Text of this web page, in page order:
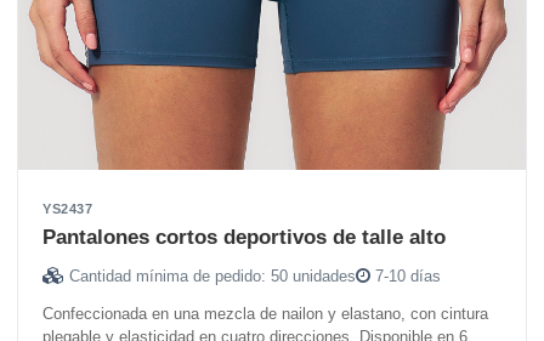
YS2437
Pantalones cortos deportivos de talle alto
Cantidad mínima de pedido: 50 unidades 7-10 días
Confeccionada en una mezcla de nailon y elastano, con cintura
plegable y elasticidad en cuatro direcciones. Disponible en 6